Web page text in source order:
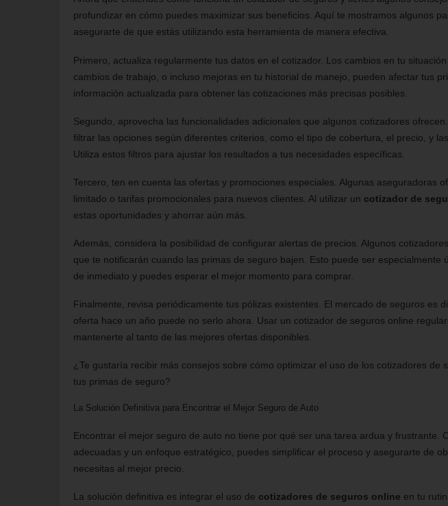
profundizar en cómo puedes maximizar sus beneficios. Aquí te mostramos algunos
asegurarte de que estás utilizando esta herramienta de manera efectiva.
Primero, actualiza regularmente tus datos en el cotizador. Los cambios en tu
cambios de trabajo, o incluso mejoras en tu historial de manejo, pueden afectar tus
información actualizada para obtener las cotizaciones más precisas posibles.
Segundo, aprovecha las funcionalidades adicionales que algunos cotizadores
filtrar las opciones según diferentes criterios, como el tipo de cobertura, el precio, y
Utiliza estos filtros para ajustar los resultados a tus necesidades específicas.
Tercero, ten en cuenta las ofertas y promociones especiales. Algunas aseguradoras
limitado o tarifas promocionales para nuevos clientes. Al utilizar un cotizador de
estas oportunidades y ahorrar aún más.
Además, considera la posibilidad de configurar alertas de precios. Algunos
que te notificarán cuando las primas de seguro bajen. Esto puede ser especialmente
de inmediato y puedes esperar el mejor momento para comprar.
Finalmente, revisa periódicamente tus pólizas existentes. El mercado de seguros es
oferta hace un año puede no serlo ahora. Usar un cotizador de seguros online
mantenerte al tanto de las mejores ofertas disponibles.
¿Te gustaría recibir más consejos sobre cómo optimizar el uso de los cotizadores de
tus primas de seguro?
La Solución Definitiva para Encontrar el Mejor Seguro de Auto
Encontrar el mejor seguro de auto no tiene por qué ser una tarea ardua y frustrante.
adecuadas y un enfoque estratégico, puedes simplificar el proceso y asegurarte de
necesitas al mejor precio.
La solución definitiva es integrar el uso de cotizadores de seguros online en tu